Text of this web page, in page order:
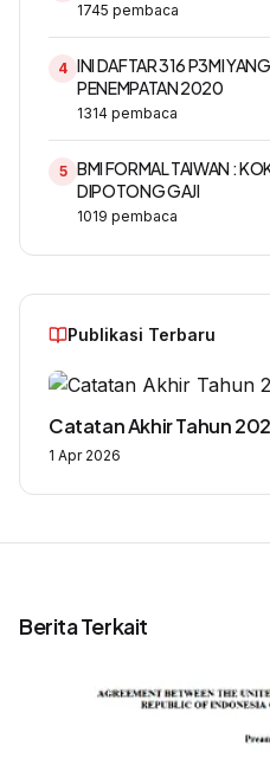
1745 pembaca
4 INI DAFTAR 316 P3MI
PENEMPATAN 2020
1314 pembaca
5 BMI FORMAL TAIWAN :
DIPOTONG GAJI
1019 pembaca
Publikasi Terbaru
Catatan Akhir Tahun
1 Apr 2026
Berita Terkait